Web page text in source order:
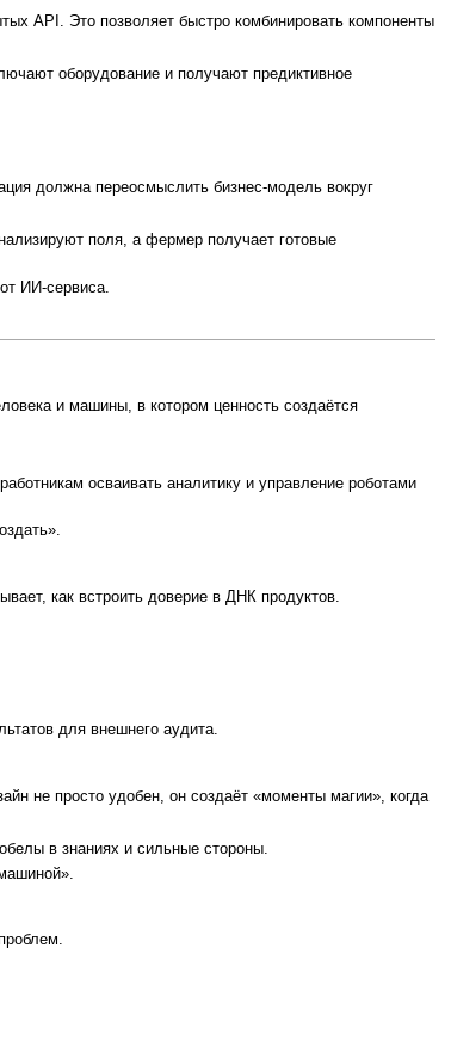
API. Это позволяет быстро комбинировать компоненты
оборудование и получают предиктивное
должна переосмыслить бизнес-модель вокруг
поля, а фермер получает готовые
ИИ-сервиса.
и машины, в котором ценность создаётся
осваивать аналитику и управление роботами
как встроить доверие в ДНК продуктов.
для внешнего аудита.
не просто удобен, он создаёт «моменты магии», когда
в знаниях и сильные стороны.